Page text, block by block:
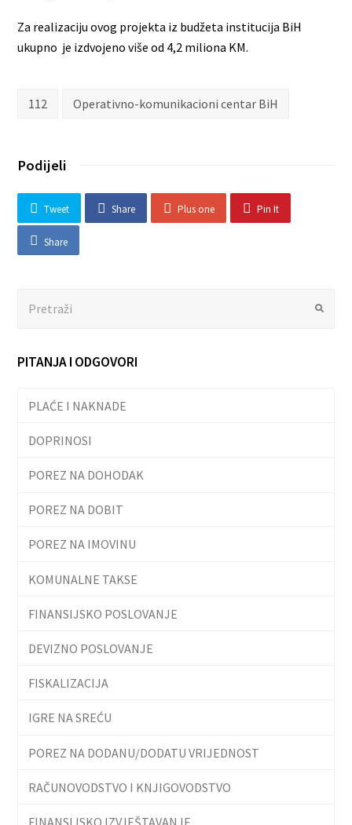
Za realizaciju ovog projekta iz budžeta institucija BiH
ukupno je izdvojeno više od 4,2 miliona KM.
112 Operativno-komunikacioni centar BiH
Podijeli
Tweet Share Plus one Pin It
Share
Submit
PITANJA I ODGOVORI
PLAĆE I NAKNADE
DOPRINOSI
POREZ NA DOHODAK
POREZ NA DOBIT
POREZ NA IMOVINU
KOMUNALNE TAKSE
FINANSIJSKO POSLOVANJE
DEVIZNO POSLOVANJE
FISKALIZACIJA
IGRE NA SREĆU
POREZ NA DODANU/DODATU VRIJEDNOST
RAČUNOVODSTVO I KNJIGOVODSTVO
FINANSIJSKO IZVJEŠTAVANJE